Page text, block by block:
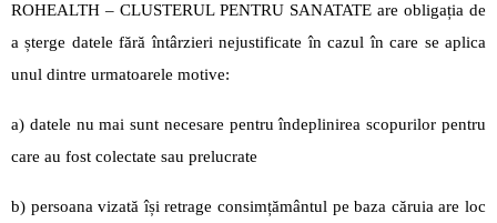
ROHEALTH – CLUSTERUL PENTRU SANATATE are obligația de
a șterge datele fără întârzieri nejustificate în cazul în care se aplica
unul dintre urmatoarele motive:
a) datele nu mai sunt necesare pentru îndeplinirea scopurilor pentru
care au fost colectate sau prelucrate
b) persoana vizată își retrage consimțământul pe baza căruia are loc